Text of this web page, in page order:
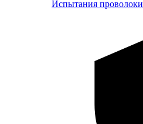
Испытания проволоки